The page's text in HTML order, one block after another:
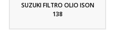
SUZUKI FILTRO OLIO ISON
138